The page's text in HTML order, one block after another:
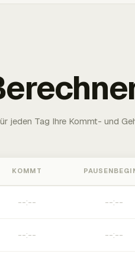
jeden Tag Ihre Kommt- und
KOMMT